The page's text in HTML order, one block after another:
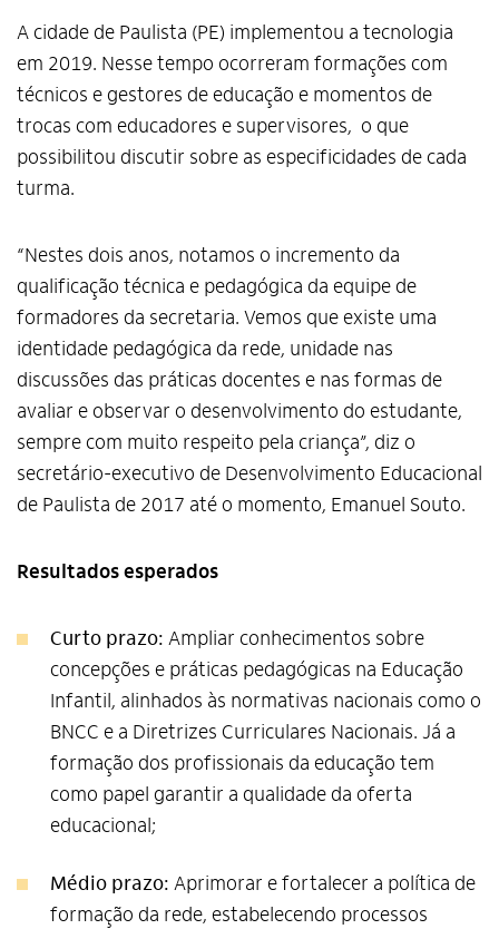
A cidade de Paulista (PE) implementou a tecnologia
em 2019. Nesse tempo ocorreram formações com
técnicos e gestores de educação e momentos de
trocas com educadores e supervisores, o que
possibilitou discutir sobre as especificidades de cada
turma.
“Nestes dois anos, notamos o incremento da
qualificação técnica e pedagógica da equipe de
formadores da secretaria. Vemos que existe uma
identidade pedagógica da rede, unidade nas
discussões das práticas docentes e nas formas de
avaliar e observar o desenvolvimento do estudante,
sempre com muito respeito pela criança”, diz o
secretário-executivo de Desenvolvimento Educacional
de Paulista de 2017 até o momento, Emanuel Souto.
Resultados esperados
Curto prazo: Ampliar conhecimentos sobre
concepções e práticas pedagógicas na Educação
Infantil, alinhados às normativas nacionais como o
BNCC e a Diretrizes Curriculares Nacionais. Já a
formação dos profissionais da educação tem
como papel garantir a qualidade da oferta
educacional;
Médio prazo: Aprimorar e fortalecer a política de
formação da rede, estabelecendo processos